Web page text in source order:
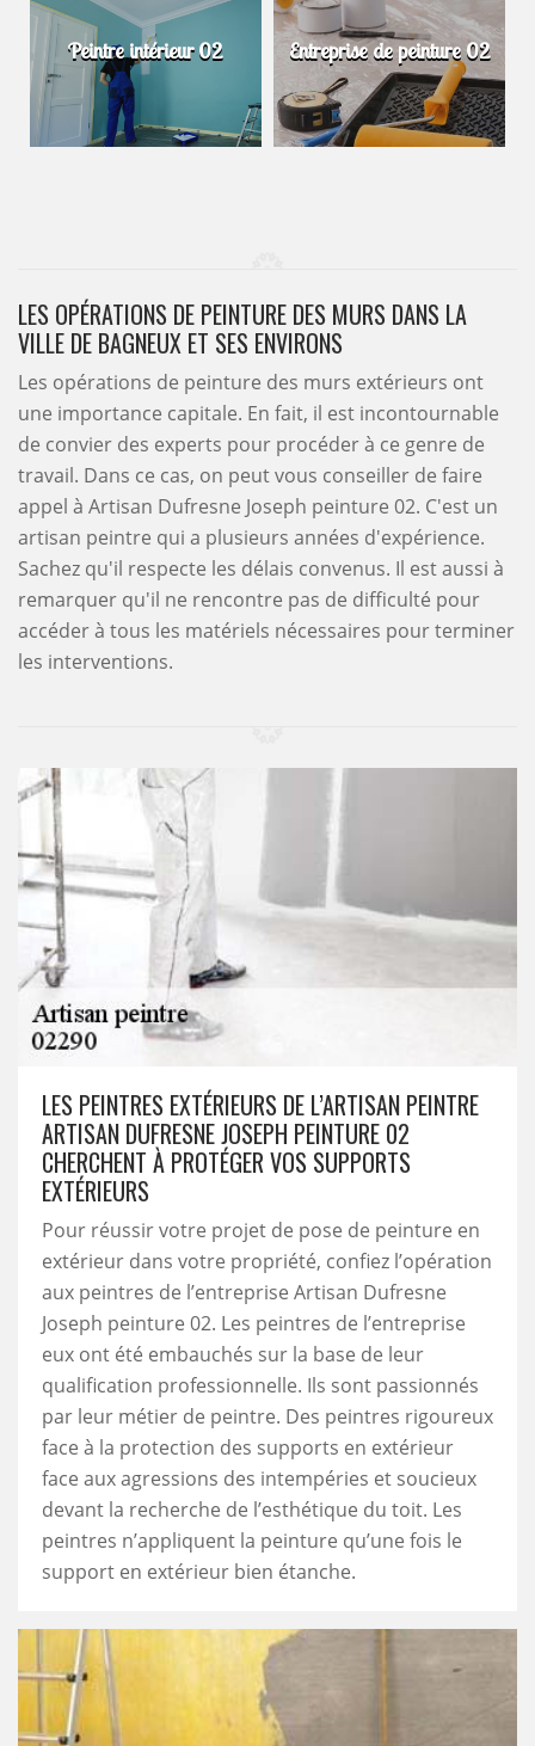
Peintre intérieur 02 Entreprise de peinture 02
LES OPÉRATIONS DE PEINTURE DES MURS DANS LA
VILLE DE BAGNEUX ET SES ENVIRONS
Les opérations de peinture des murs extérieurs ont
une importance capitale. En fait, il est incontournable
de convier des experts pour procéder à ce genre de
travail. Dans ce cas, on peut vous conseiller de faire
appel à Artisan Dufresne Joseph peinture 02. C'est un
artisan peintre qui a plusieurs années d'expérience.
Sachez qu'il respecte les délais convenus. Il est aussi à
remarquer qu'il ne rencontre pas de difficulté pour
accéder à tous les matériels nécessaires pour terminer
les interventions.
LES PEINTRES EXTÉRIEURS DE L’ARTISAN PEINTRE
ARTISAN DUFRESNE JOSEPH PEINTURE 02
CHERCHENT À PROTÉGER VOS SUPPORTS
EXTÉRIEURS
Pour réussir votre projet de pose de peinture en
extérieur dans votre propriété, confiez l’opération
aux peintres de l’entreprise Artisan Dufresne
Joseph peinture 02. Les peintres de l’entreprise
eux ont été embauchés sur la base de leur
qualification professionnelle. Ils sont passionnés
par leur métier de peintre. Des peintres rigoureux
face à la protection des supports en extérieur
face aux agressions des intempéries et soucieux
devant la recherche de l’esthétique du toit. Les
peintres n’appliquent la peinture qu’une fois le
support en extérieur bien étanche.